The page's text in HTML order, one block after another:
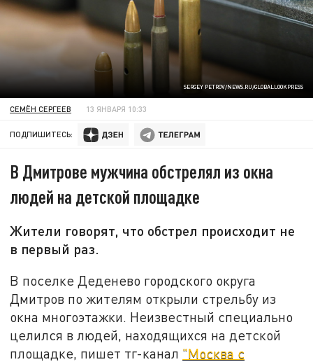
SERGEY PETROV/NEWS.RU/GLOBALLOOKPRESS
СЕМЁН СЕРГЕЕВ 13 ЯНВАРЯ 10:33
ПОДПИШИТЕСЬ:
В Дмитрове мужчина обстрелял из окна
людей на детской площадке
Жители говорят, что обстрел происходит не
в первый раз.
В поселке Деденево городского округа
Дмитров по жителям открыли стрельбу из
окна многоэтажки. Неизвестный специально
целился в людей, находящихся на детской
площадке, пишет тг-канал "Москва с